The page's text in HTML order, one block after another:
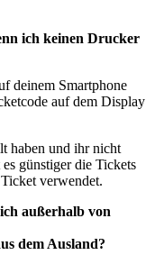
ich keinen Drucker
deinem Smartphone
auf dem Display
haben und ihr nicht
günstiger die Tickets
verwendet.
außerhalb von
dem Ausland?